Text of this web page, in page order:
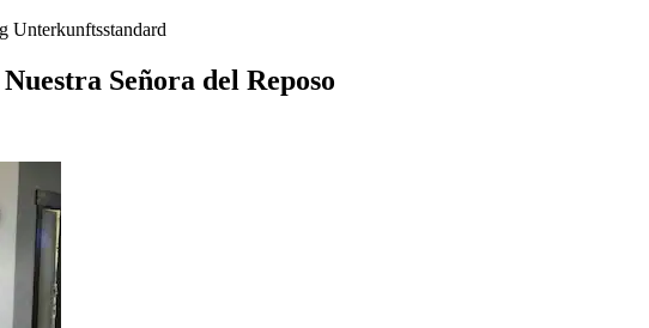
Unterkunftsstandard
Señora del Reposo